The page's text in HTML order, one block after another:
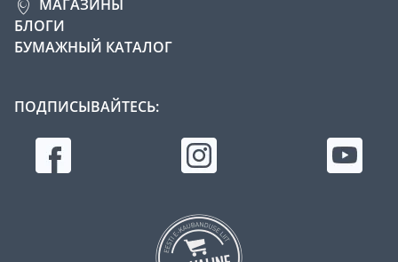
МАГАЗИНЫ
БЛОГИ
БУМАЖНЫЙ КАТАЛОГ
ПОДПИСЫВАЙТЕСЬ: